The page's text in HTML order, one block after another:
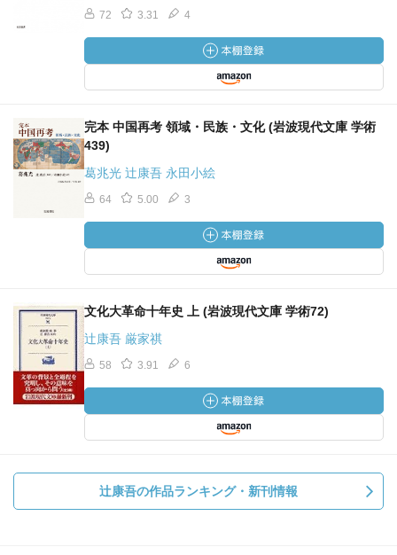
72 3.31 4
完本 中国再考 領域・民族・文化 (岩波現代文庫 学術
439)
葛兆光 辻康吾 永田小絵
64 5.00 3
文化大革命十年史 上 (岩波現代文庫 学術72)
辻康吾 厳家祺
58 3.91 6
辻康吾の作品ランキング・新刊情報